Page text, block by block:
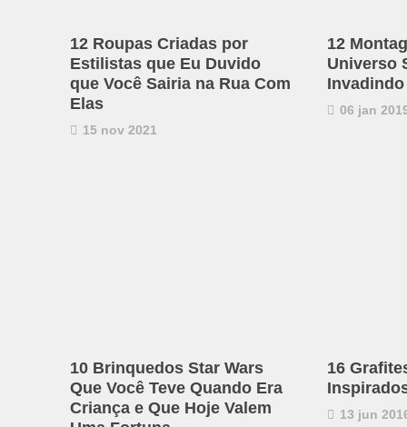
12 Roupas Criadas por
Estilistas que Eu Duvido
que Você Sairia na Rua Com
Elas
15 nov 2021
12
Universo
06 jan
10 Brinquedos Star Wars
Que Você Teve Quando Era
Criança e Que Hoje Valem
16
13 jun